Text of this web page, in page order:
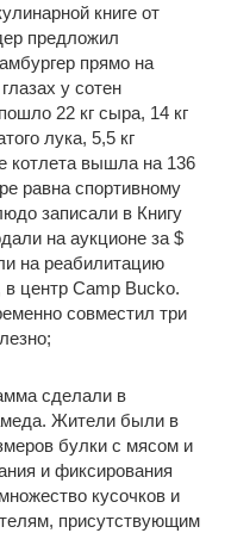
книге от
предложил
прямо на
у сотен
22 кг сыра, 14 кг
лука, 5,5 кг
котлета вышла на 136
равна спортивному
записали в Книгу
на аукционе за $
на реабилитацию
центр Camp Bucko.
совместил три
сделали в
Жители были в
булки с мясом и
и фиксирования
кусочков и
присутствующим